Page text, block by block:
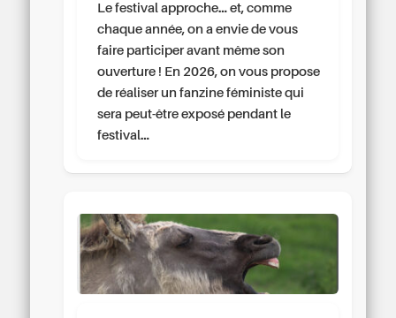
Le festival approche… et, comme
chaque année, on a envie de vous
faire participer avant même son
ouverture ! En 2026, on vous propose
de réaliser un fanzine féministe qui
sera peut-être exposé pendant le
festival…